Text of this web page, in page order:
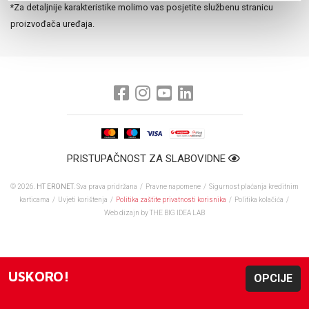
*Za detaljnije karakteristike molimo vas posjetite službenu stranicu
proizvođača uređaja.
USKORO! OPCIJE
PRISTUPAČNOST ZA SLABOVIDNE
© 2026. HT ERONET . Sva prava pridržana / Pravne napomene / Sigurnost plaćanja kreditnim
karticama / Uvjeti korištenja / Politika zaštite privatnosti korisnika / Politika kolačića /
Web dizajn by THE BIG IDEA LAB